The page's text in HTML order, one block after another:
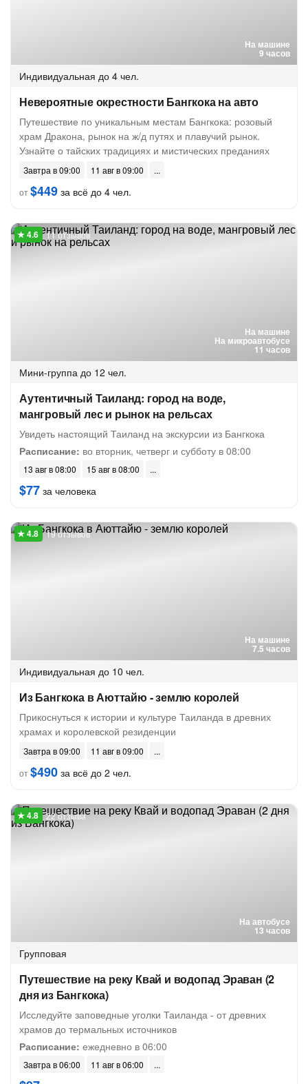
На машине
9 часов
Индивидуальная до 4 чел.
Невероятные окрестности Бангкока на авто
Путешествие по уникальным местам Бангкока: розовый
храм Дракона, рынок на ж/д путях и плавучий рынок.
Узнайте о тайских традициях и мистических преданиях
Завтра в 09:00
11 авг в 09:00
от$449 за всё до 4 чел.
На машине
На микроавтобусе
11 часов
11 отзывов
Мини-группа до 12 чел.
Аутентичный Таиланд: город на воде,
мангровый лес и рынок на рельсах
Увидеть настоящий Таиланд на экскурсии из Бангкока
Расписание: во вторник, четверг и субботу в 08:00
13 авг в 08:00 15 авг в 08:00
$77 за человека
На машине
7.5 часов
19 отзывов
Индивидуальная до 10 чел.
Из Бангкока в Аюттайю - землю королей
Прикоснуться к истории и культуре Таиланда в древних
храмах и королевской резиденции
Завтра в 09:00
11 авг в 09:00
от$490 за всё до 2 чел.
На автобусе
13 часов
22 отзыва
Групповая
Путешествие на реку Квай и водопад Эраван (2
дня из Бангкока)
Исследуйте заповедные уголки Таиланда - от древних
храмов до термальных источников
Расписание: ежедневно в 06:00
Завтра в 06:00 11 авг в 06:00